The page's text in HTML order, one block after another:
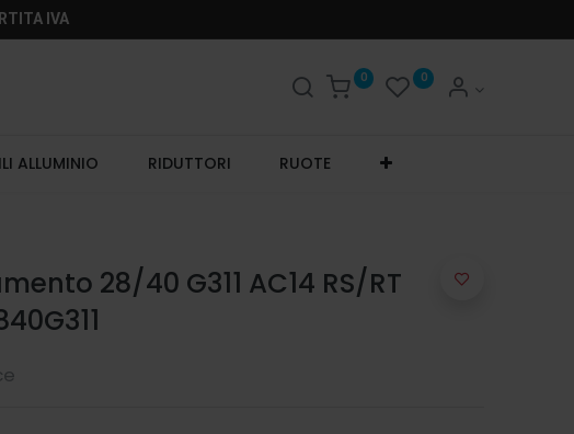
IVA
0 0
ALLUMINIO RIDUTTORI RUOTE
28/40 G311 AC14 RS/RT